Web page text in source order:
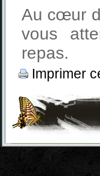
Au cœur
vous
repas.
Imprimer